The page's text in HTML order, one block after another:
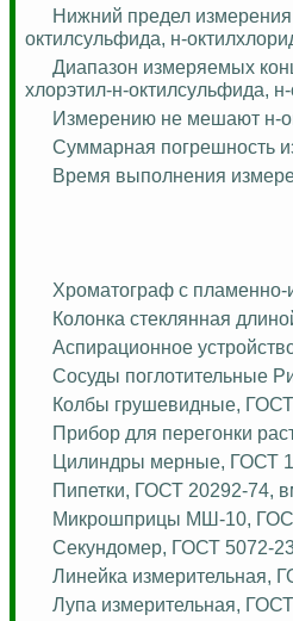
Нижний предел измерения
октилсульфида, н-
Диапазон измеряемых
хлорэтил-н-октилсульфида, н-
Измерению не мешают н-
Суммарная погрешность
Время выполнения
Хроматограф с пламенно-
Колонка стеклянная
Аспирационное
Сосуды поглотительные
Колбы грушевидные,
Прибор для перегонки
Цилиндры мерные, ГОСТ
Пипетки, ГОСТ 20292-74,
Микрошприцы МШ-10,
Секундомер, ГОСТ 5072-
Линейка измерительная,
Лупа измерительная,